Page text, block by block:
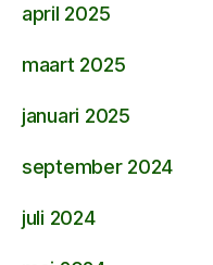
april 2025
maart 2025
januari 2025
september 2024
juli 2024